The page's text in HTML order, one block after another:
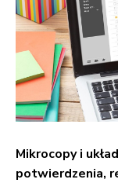
Mikrocopy i
potwierdzenia,